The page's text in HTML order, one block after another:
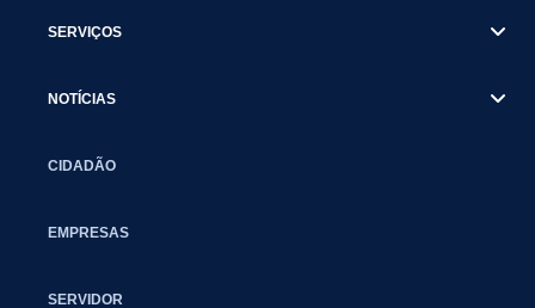
SERVIÇOS
NOTÍCIAS
CIDADÃO
EMPRESAS
SERVIDOR